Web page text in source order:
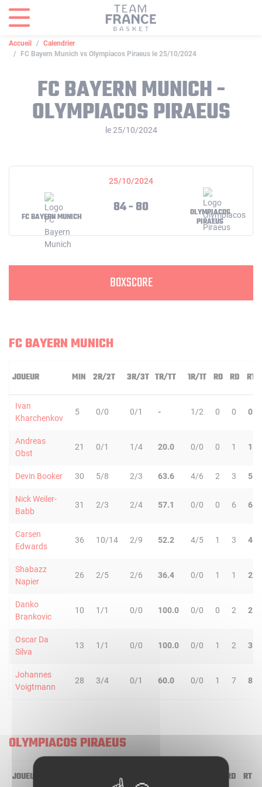
Accueil
Calendrier
FC Bayern Munich vs Olympiacos Piraeus le 25/10/2024
FC BAYERN MUNICH -
OLYMPIACOS PIRAEUS
le 25/10/2024
25/10/2024
FC BAYERN MUNICH
84 - 80
OLYMPIACOS
PIRAEUS
BOXSCORE
FC BAYERN MUNICH
JOUEUR MIN 2R/2T 3R/3T TR/TT 1R/1T RO RD RT
Ivan
Kharchenkov
5 0/0 0/1 - 1/2 0 0 0
Andreas
Obst
21 0/1 1/4 20.0 0/0 0 1 1
Devin Booker 30 5/8 2/3 63.6 4/6 2 3 5
Nick Weiler-
Babb
31 2/3 2/4 57.1 0/0 0 6 6
Carsen
Edwards
36 10/14 2/9 52.2 4/5 1 3 4
Shabazz
Napier
26 2/5 2/6 36.4 0/0 1 1 2
Danko
Brankovic
10 1/1 0/0 100.0 0/0 0 2 2
Oscar Da
Silva
13 1/1 0/0 100.0 0/0 1 2 3
Johannes
Voigtmann
28 3/4 0/1 60.0 0/0 1 7 8
OLYMPIACOS PIRAEUS
JOUEUR RD RT
Panneau de gestion des cookies